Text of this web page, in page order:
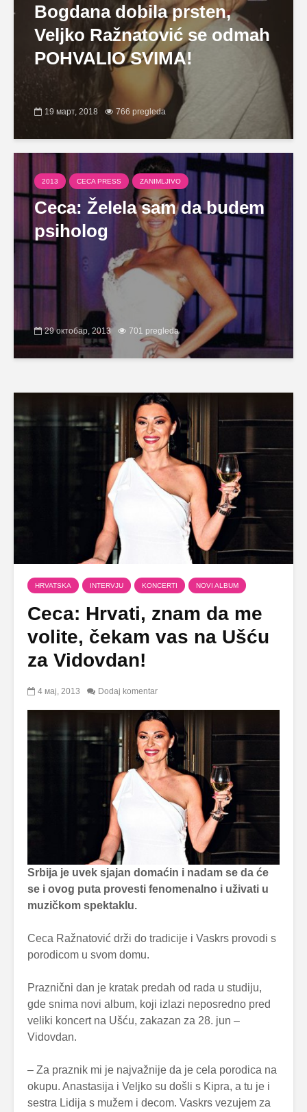
Bogdana dobila prsten,
Veljko Ražnatović se odmah
POHVALIO SVIMA!
19 март, 2018 766 pregleda
2013 CECA PRESS ZANIMLJIVO
Ceca: Želela sam da budem
psiholog
29 октобар, 2013 701 pregleda
HRVATSKA INTERVJU KONCERTI NOVI ALBUM
Ceca: Hrvati, znam da me
volite, čekam vas na Ušću
za Vidovdan!
4 мај, 2013 Dodaj komentar
Srbija je uvek sjajan domaćin i nadam se da će
se i ovog puta provesti fenomenalno i uživati u
muzičkom spektaklu.
Ceca Ražnatović drži do tradicije i Vaskrs provodi s
porodicom u svom domu.
Praznični dan je kratak predah od rada u studiju,
gde snima novi album, koji izlazi neposredno pred
veliki koncert na Ušću, zakazan za 28. jun –
Vidovdan.
– Za praznik mi je najvažnije da je cela porodica na
okupu. Anastasija i Veljko su došli s Kipra, a tu je i
sestra Lidija s mužem i decom. Vaskrs vezujem za